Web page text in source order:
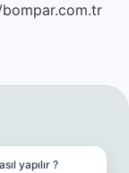
yapılır ?